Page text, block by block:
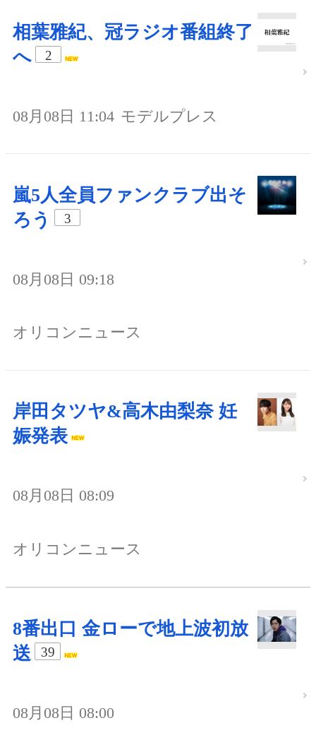
相葉雅紀、冠ラジオ番組終了
へ
2
08月08日 11:04 モデルプレス
嵐5人全員ファンクラブ出そ
ろう
3
08月08日 09:18
オリコンニュース
岸田タツヤ&高木由梨奈 妊
娠発表
08月08日 08:09
オリコンニュース
8番出口 金ローで地上波初放
送
39
08月08日 08:00